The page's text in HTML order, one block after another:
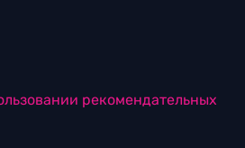
рекомендательных